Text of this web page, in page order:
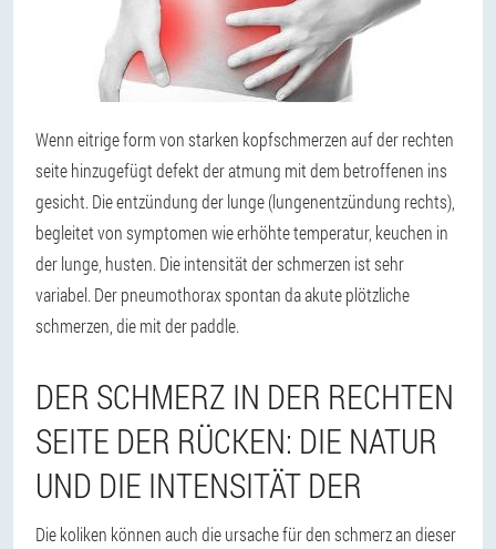
Wenn eitrige form von starken kopfschmerzen auf der rechten
seite hinzugefügt defekt der atmung mit dem betroffenen ins
gesicht. Die entzündung der lunge (lungenentzündung rechts),
begleitet von symptomen wie erhöhte temperatur, keuchen in
der lunge, husten. Die intensität der schmerzen ist sehr
variabel. Der pneumothorax spontan da akute plötzliche
schmerzen, die mit der paddle.
DER SCHMERZ IN DER RECHTEN
SEITE DER RÜCKEN: DIE NATUR
UND DIE INTENSITÄT DER
Die koliken können auch die ursache für den schmerz an dieser